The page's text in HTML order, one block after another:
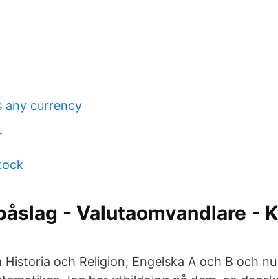
any currency
- Valutaomvandlare -
Historia och Religion, Engelska A och B och